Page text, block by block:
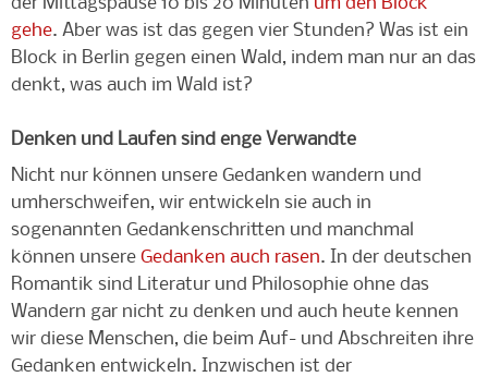
gehe. Aber was ist das gegen vier Stunden? Was ist ein
Block in Berlin gegen einen Wald, indem man nur an das
denkt, was auch im Wald ist?
Denken und Laufen sind enge Verwandte
Nicht nur können unsere Gedanken wandern und
umherschweifen, wir entwickeln sie auch in
sogenannten Gedankenschritten und manchmal
können unsere Gedanken auch rasen. In der deutschen
Romantik sind Literatur und Philosophie ohne das
Wandern gar nicht zu denken und auch heute kennen
wir diese Menschen, die beim Auf- und Abschreiten ihre
Gedanken entwickeln. Inzwischen ist der